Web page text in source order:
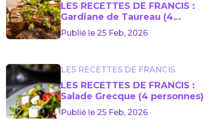
LES RECETTES DE FRANCIS :
Gardiane de Taureau (4
personnes)
Publié le 25 Feb, 2026
LES RECETTES DE FRANCIS
LES RECETTES DE FRANCIS :
Salade Grecque (4 personnes)
Publié le 25 Feb, 2026